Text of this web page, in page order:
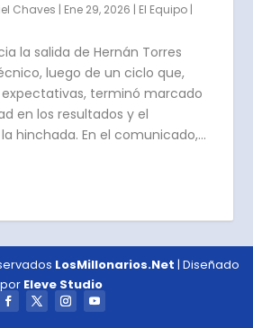
Chaves | Ene 29, 2026 | El Equipo |
la salida de Hernán Torres
luego de un ciclo que,
terminó marcado
en los resultados y el
hinchada. En el comunicado,...
LosMillonarios.Net | Diseñado
por Eleve Studio